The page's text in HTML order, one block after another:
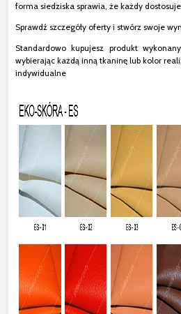
forma siedziska sprawia, że każdy
Sprawdź szczegóły oferty i stwórz swoje
Standardowo kupujesz produkt
wybierając każdą inną tkaninę lub kolor
indywidualne